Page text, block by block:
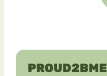
PROUD2BME